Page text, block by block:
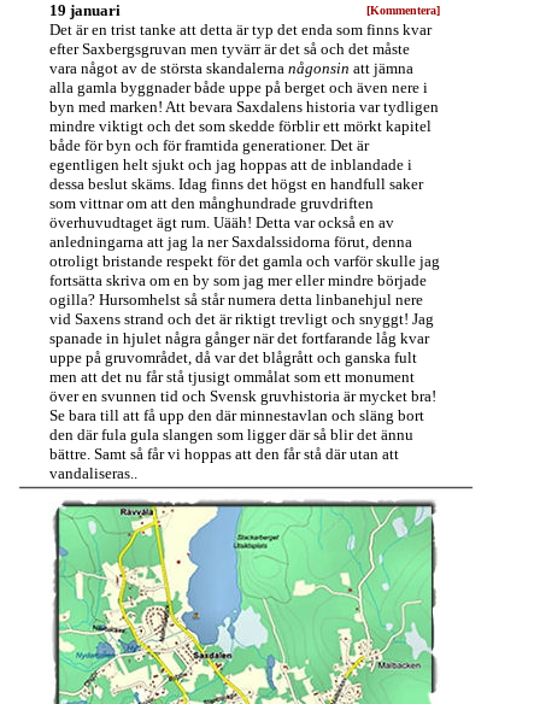
19 januari [Kommentera]
Det är en trist tanke att detta är typ det enda som finns kvar
efter Saxbergsgruvan men tyvärr är det så och det måste
vara något av de största skandalerna någonsin att jämna
alla gamla byggnader både uppe på berget och även nere i
byn med marken! Att bevara Saxdalens historia var tydligen
mindre viktigt och det som skedde förblir ett mörkt kapitel
både för byn och för framtida generationer. Det är
egentligen helt sjukt och jag hoppas att de inblandade i
dessa beslut skäms. Idag finns det högst en handfull saker
som vittnar om att den månghundrade gruvdriften
överhuvudtaget ägt rum. Uääh! Detta var också en av
anledningarna att jag la ner Saxdalssidorna förut, denna
otroligt bristande respekt för det gamla och varför skulle jag
fortsätta skriva om en by som jag mer eller mindre började
ogilla? Hursomhelst så står numera detta linbanehjul nere
vid Saxens strand och det är riktigt trevligt och snyggt! Jag
spanade in hjulet några gånger när det fortfarande låg kvar
uppe på gruvområdet, då var det blågrått och ganska fult
men att det nu får stå tjusigt ommålat som ett monument
över en svunnen tid och Svensk gruvhistoria är mycket bra!
Se bara till att få upp den där minnestavlan och släng bort
den där fula gula slangen som ligger där så blir det ännu
bättre. Samt så får vi hoppas att den får stå där utan att
vandaliseras..